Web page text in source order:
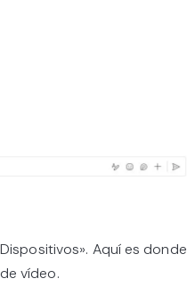
Aquí es donde
vídeo.